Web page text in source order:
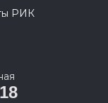
РИК